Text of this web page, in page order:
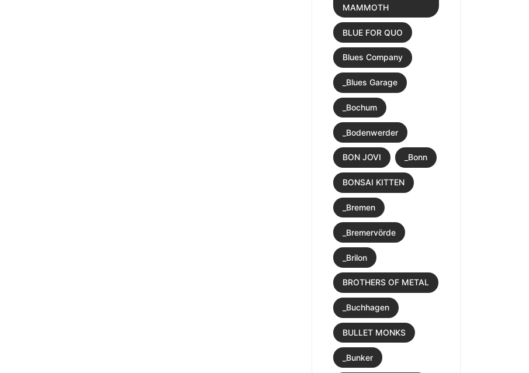
MAMMOTH
BLUE FOR QUO
Blues Company
_Blues Garage
_Bochum
_Bodenwerder
BON JOVI _Bonn
BONSAI KITTEN
_Bremen
_Bremervörde
_Brilon
BROTHERS OF METAL
_Buchhagen
BULLET MONKS
_Bunker